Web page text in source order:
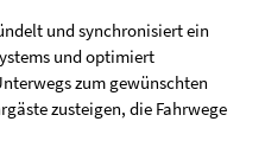
und synchronisiert ein
und optimiert
zum gewünschten
zusteigen, die Fahrwege